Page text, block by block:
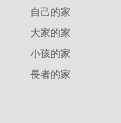
自己的家
大家的家
小孩的家
長者的家